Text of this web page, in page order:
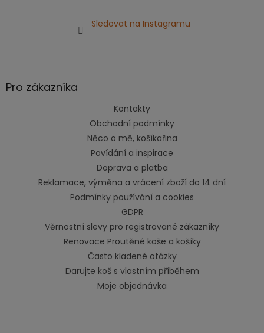
Sledovat na Instagramu
Pro zákazníka
Kontakty
Obchodní podmínky
Něco o mě, košíkařina
Povídání a inspirace
Doprava a platba
Reklamace, výměna a vrácení zboží do 14 dní
Podmínky používání a cookies
GDPR
Věrnostní slevy pro registrované zákazníky
Renovace Proutěné koše a košíky
Často kladené otázky
Darujte koš s vlastním příběhem
Moje objednávka